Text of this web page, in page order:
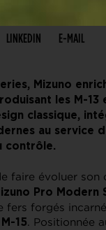
LINKEDIN E-MAIL
Mizuno
les M-13
classique,
au service
contrôle.
faire évoluer son
Pro Modern
fers forgés
M-15. Positionnée